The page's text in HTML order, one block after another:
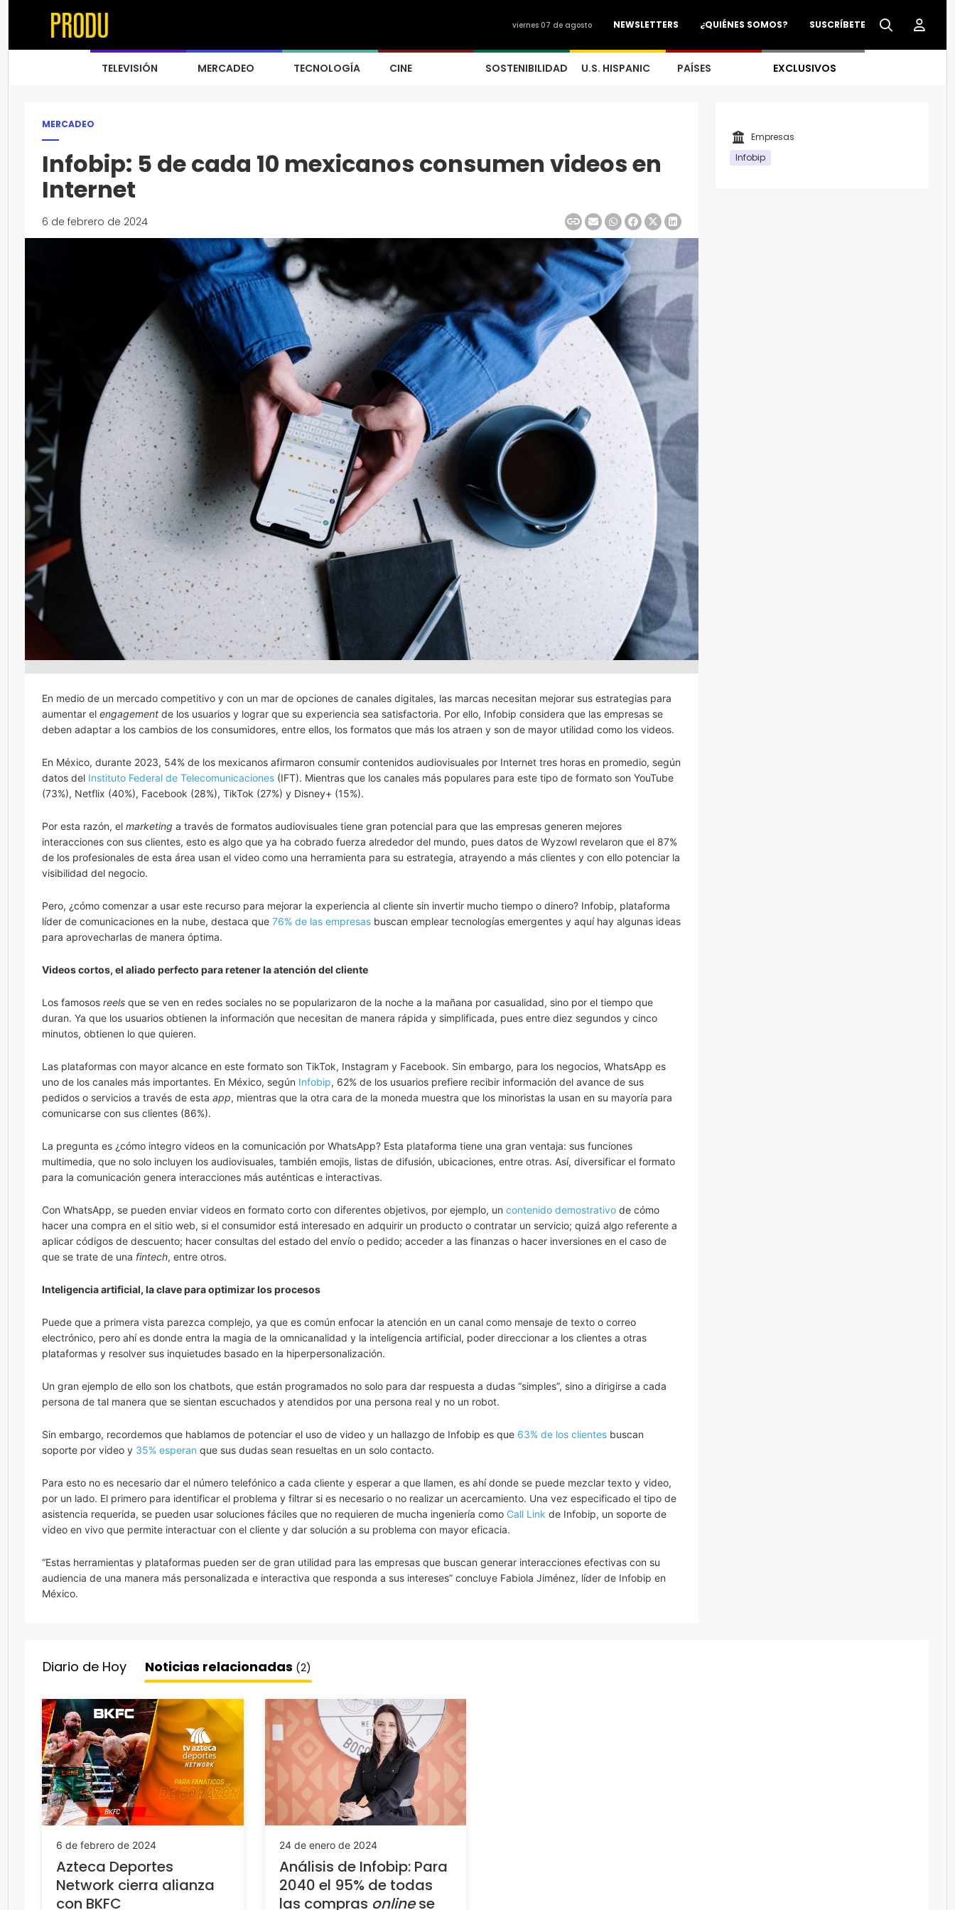
SUSCRÍBETE
¿QUIÉNES SOMOS?
NEWSLETTERS
viernes 07 de agosto
TELEVISIÓN MERCADEO TECNOLOGÍA CINE SOSTENIBILIDAD U.S. HISPANIC PAÍSES EXCLUSIVOS
MERCADEO
Infobip: 5 de cada 10 mexicanos consumen videos en
Internet
6 de febrero de 2024
En medio de un mercado competitivo y con un mar de opciones de canales digitales, las marcas necesitan mejorar sus estrategias para
aumentar el engagement de los usuarios y lograr que su experiencia sea satisfactoria. Por ello, Infobip considera que las empresas se
deben adaptar a los cambios de los consumidores, entre ellos, los formatos que más los atraen y son de mayor utilidad como los videos.
En México, durante 2023, 54% de los mexicanos afirmaron consumir contenidos audiovisuales por Internet tres horas en promedio, según
datos del Instituto Federal de Telecomunicaciones (IFT). Mientras que los canales más populares para este tipo de formato son YouTube
(73%), Netflix (40%), Facebook (28%), TikTok (27%) y Disney+ (15%).
Por esta razón, el marketing a través de formatos audiovisuales tiene gran potencial para que las empresas generen mejores
interacciones con sus clientes, esto es algo que ya ha cobrado fuerza alrededor del mundo, pues datos de Wyzowl revelaron que el 87%
de los profesionales de esta área usan el video como una herramienta para su estrategia, atrayendo a más clientes y con ello potenciar la
visibilidad del negocio.
Pero, ¿cómo comenzar a usar este recurso para mejorar la experiencia al cliente sin invertir mucho tiempo o dinero? Infobip, plataforma
líder de comunicaciones en la nube, destaca que 76% de las empresas buscan emplear tecnologías emergentes y aquí hay algunas ideas
para aprovecharlas de manera óptima.
Videos cortos, el aliado perfecto para retener la atención del cliente
Los famosos reels que se ven en redes sociales no se popularizaron de la noche a la mañana por casualidad, sino por el tiempo que
duran. Ya que los usuarios obtienen la información que necesitan de manera rápida y simplificada, pues entre diez segundos y cinco
minutos, obtienen lo que quieren.
Las plataformas con mayor alcance en este formato son TikTok, Instagram y Facebook. Sin embargo, para los negocios, WhatsApp es
uno de los canales más importantes. En México, según Infobip, 62% de los usuarios prefiere recibir información del avance de sus
pedidos o servicios a través de esta app, mientras que la otra cara de la moneda muestra que los minoristas la usan en su mayoría para
comunicarse con sus clientes (86%).
La pregunta es ¿cómo integro videos en la comunicación por WhatsApp? Esta plataforma tiene una gran ventaja: sus funciones
multimedia, que no solo incluyen los audiovisuales, también emojis, listas de difusión, ubicaciones, entre otras. Así, diversificar el formato
para la comunicación genera interacciones más auténticas e interactivas.
Con WhatsApp, se pueden enviar videos en formato corto con diferentes objetivos, por ejemplo, un contenido demostrativo de cómo
hacer una compra en el sitio web, si el consumidor está interesado en adquirir un producto o contratar un servicio; quizá algo referente a
aplicar códigos de descuento; hacer consultas del estado del envío o pedido; acceder a las finanzas o hacer inversiones en el caso de
que se trate de una fintech, entre otros.
Inteligencia artificial, la clave para optimizar los procesos
Puede que a primera vista parezca complejo, ya que es común enfocar la atención en un canal como mensaje de texto o correo
electrónico, pero ahí es donde entra la magia de la omnicanalidad y la inteligencia artificial, poder direccionar a los clientes a otras
plataformas y resolver sus inquietudes basado en la hiperpersonalización.
Un gran ejemplo de ello son los chatbots, que están programados no solo para dar respuesta a dudas “simples”, sino a dirigirse a cada
persona de tal manera que se sientan escuchados y atendidos por una persona real y no un robot.
Sin embargo, recordemos que hablamos de potenciar el uso de video y un hallazgo de Infobip es que 63% de los clientes buscan
soporte por video y 35% esperan que sus dudas sean resueltas en un solo contacto.
Para esto no es necesario dar el número telefónico a cada cliente y esperar a que llamen, es ahí donde se puede mezclar texto y video,
por un lado. El primero para identificar el problema y filtrar si es necesario o no realizar un acercamiento. Una vez especificado el tipo de
asistencia requerida, se pueden usar soluciones fáciles que no requieren de mucha ingeniería como Call Link de Infobip, un soporte de
video en vivo que permite interactuar con el cliente y dar solución a su problema con mayor eficacia.
“Estas herramientas y plataformas pueden ser de gran utilidad para las empresas que buscan generar interacciones efectivas con su
audiencia de una manera más personalizada e interactiva que responda a sus intereses” concluye Fabiola Jiménez, líder de Infobip en
México.
Empresas
Infobip
Diario de Hoy Noticias relacionadas (2)
6 de febrero de 2024
Azteca Deportes
Network cierra alianza
con BKFC
24 de enero de 2024
Análisis de Infobip: Para
2040 el 95% de todas
las compras onlinese